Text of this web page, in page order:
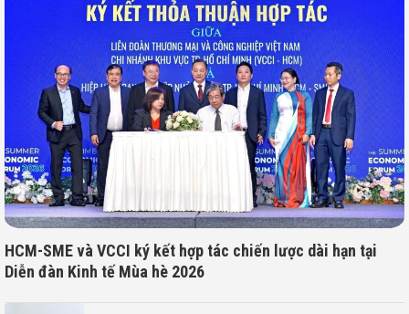
HCM-SME và VCCI ký kết hợp tác chiến lược dài hạn tại
Diễn đàn Kinh tế Mùa hè 2026